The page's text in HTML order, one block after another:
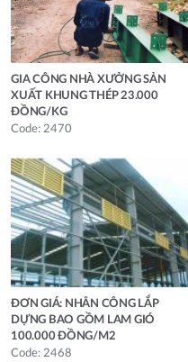
GIA CÔNG NHÀ XƯỞNG SẢN
XUẤT KHUNG THÉP 23.000
ĐỒNG/KG
Code: 2470
ĐƠN GIÁ: NHÂN CÔNG LẮP
DỰNG BAO GỒM LAM GIÓ
100.000 ĐỒNG/M2
Code: 2468